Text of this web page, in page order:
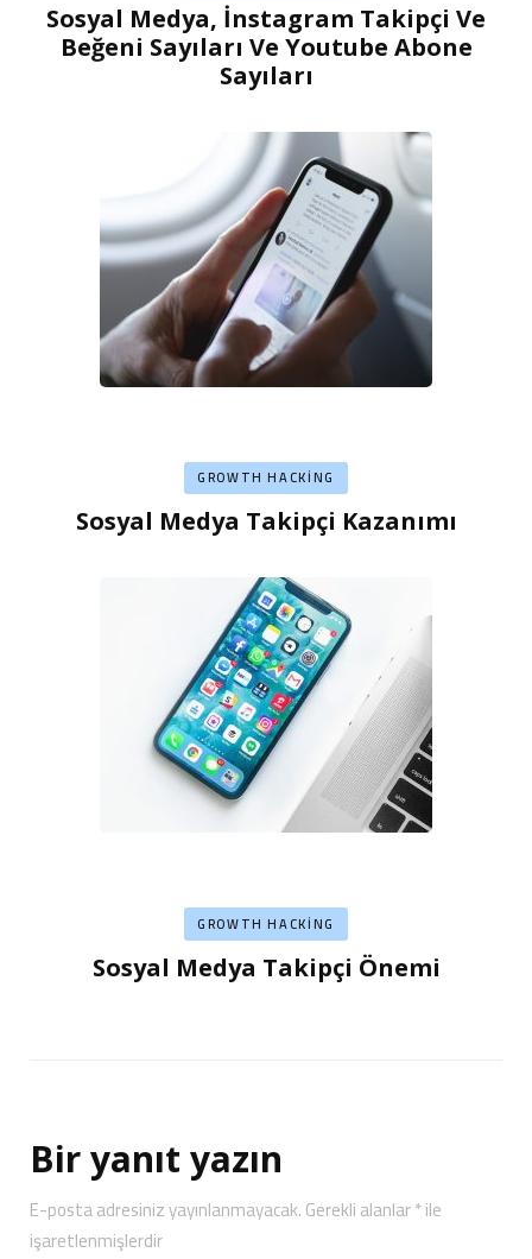
Sosyal Medya, İnstagram Takipçi Ve
Beğeni Sayıları Ve Youtube Abone
Sayıları
GROWTH HACKING
Sosyal Medya Takipçi Kazanımı
GROWTH HACKING
Sosyal Medya Takipçi Önemi
Bir yanıt yazın
E-posta adresiniz yayınlanmayacak.Gerekli alanlar*ile
işaretlenmişlerdir